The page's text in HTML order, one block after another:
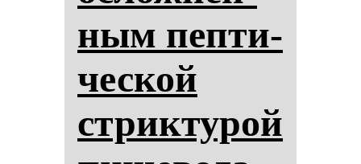
ным пеп­ти­
чес­кой
стрик­ту­рой